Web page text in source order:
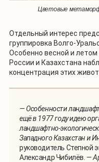
Цветовые
Отдельный интерес
группировка Волго-
Особенно весной и летом
России и Казахстана
концентрация этих
— Особенности
ещё в 1977 году идею
ландшафтно-
Западного Казахстан и
руководитель Степной
Александр Чибилёв. —